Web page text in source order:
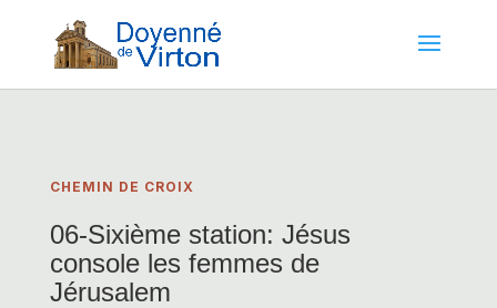
CHEMIN DE CROIX
06-Sixième station: Jésus
console les femmes de
Jérusalem